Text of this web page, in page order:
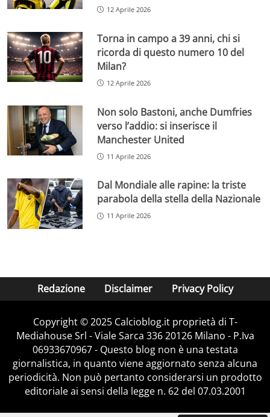
12 Aprile 2026
Torna in campo a 39 anni, chi si
ricorda di questo numero 10 del
Milan?
12 Aprile 2026
Non solo Bastoni, anche Dumfries
verso l’addio: si inserisce il
Manchester United
11 Aprile 2026
Dal Mondiale alle rapine: la triste
parabola della stella della Nazionale
11 Aprile 2026
Redazione Disclaimer Privacy Policy
Copyright © 2025 Calcioblog.it proprietà di T-
Mediahouse Srl - Viale Sarca 336 20126 Milano - P.Iva
06933670967 - Questo blog non è una testata
giornalistica, in quanto viene aggiornato senza alcuna
periodicità. Non può pertanto considerarsi un prodotto
editoriale ai sensi della legge n. 62 del 07.03.2001